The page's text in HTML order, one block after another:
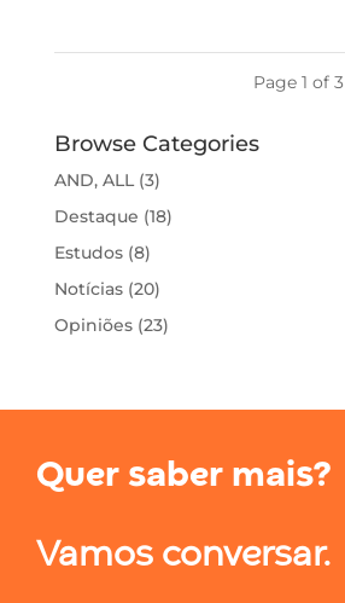
Page 1 of 3
Browse Categories
AND, ALL(3)
Destaque (18)
Estudos(8)
Notícias(20)
Opiniões(23)
Quer saber mais?
Vamos conversar.